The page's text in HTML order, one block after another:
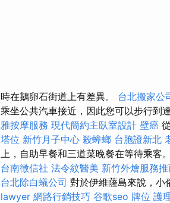
時在鵝卵石街道上有差異。 台北搬家公
乘坐公共汽車接近，因此您可以步行到
雅按摩服務 現代簡約主臥室設計 壁癌
塔位 新竹月子中心 殺蟑螂 台胞證新北
上，自助早餐和三道菜晚餐在等待乘客
台南徵信社 法令紋醫美 新竹外燴服務
台北除白蟻公司 對於伊維薩島來說，小
lawyer 網路行銷技巧 谷歌seo 牌位 護